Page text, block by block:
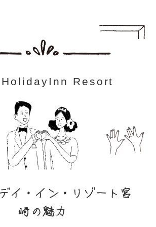
HolidayInn Resort
イ・イン・リゾート宮
崎の魅力